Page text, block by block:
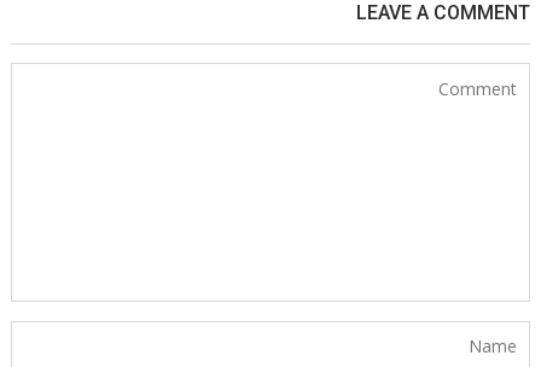
LEAVE A COMMENT